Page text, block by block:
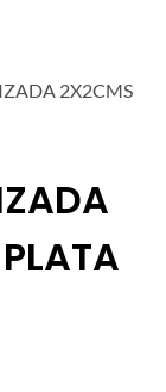
2X2CMS